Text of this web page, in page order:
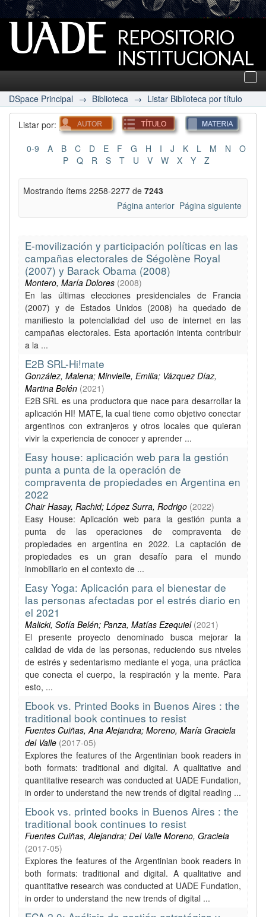
REPOSITORIO
INSTITUCIONAL
UADE
DSpace Principal → Biblioteca → Listar Biblioteca por título
Listar por:
0-9 A B C D E F G H I J K L M N
O
P
Q R S T U V W X Y Z
Mostrando ítems 2258-2277 de 7243
Página anterior Página siguiente
E-movilización y participación políticas en las
campañas electorales de Ségolène Royal
(2007) y Barack Obama (2008)
Montero, María Dolores (2008)
En las últimas elecciones presidenciales de Francia
(2007) y de Estados Unidos (2008) ha quedado de
manifiesto la potencialidad del uso de internet en las
campañas electorales. Esta aportación intenta contribuir
a la ...
E2B SRL-Hi!mate
González, Malena; Minvielle, Emilia; Vázquez Díaz,
Martina Belén (2021)
E2B SRL es una productora que nace para desarrollar la
aplicación HI! MATE, la cual tiene como objetivo conectar
argentinos con extranjeros y otros locales que quieran
vivir la experiencia de conocer y aprender ...
Easy house: aplicación web para la gestión
punta a punta de la operación de
compraventa de propiedades en Argentina en
2022
Chair Hasay, Rachid; López Surra, Rodrigo (2022)
Easy House: Aplicación web para la gestión punta a
punta de las operaciones de compraventa de
propiedades en argentina en 2022. La captación de
propiedades es un gran desafío para el mundo
inmobiliario en el contexto de ...
Easy Yoga: Aplicación para el bienestar de
las personas afectadas por el estrés diario en
el 2021
Malicki, Sofía Belén; Panza, Matías Ezequiel (2021)
El presente proyecto denominado busca mejorar la
calidad de vida de las personas, reduciendo sus niveles
de estrés y sedentarismo mediante el yoga, una práctica
que conecta el cuerpo, la respiración y la mente. Para
esto, ...
Ebook vs. Printed Books in Buenos Aires : the
traditional book continues to resist
Fuentes Cuiñas, Ana Alejandra; Moreno, María Graciela
del Valle (2017-05)
Explores the features of the Argentinian book readers in
both formats: traditional and digital. A qualitative and
quantitative research was conducted at UADE Fundation,
in order to understand the new trends of digital reading ...
Ebook vs. printed books in Buenos Aires : the
traditional book continues to resist
Fuentes Cuiñas, Alejandra; Del Valle Moreno, Graciela
(2017-05)
Explores the features of the Argentinian book readers in
both formats: traditional and digital. A qualitative and
quantitative research was conducted at UADE Fundation,
in order to understand the new trends of digital ...